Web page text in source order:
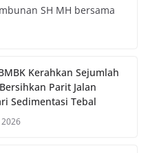
SH MH bersama
Kerahkan Sejumlah
Parit Jalan
Sedimentasi Tebal